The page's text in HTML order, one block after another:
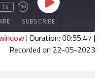
Play
Episode
10
1x
SUBSCRIBE
SHARE
| Duration: 00:55:47|
Recorded on 22-05-2023